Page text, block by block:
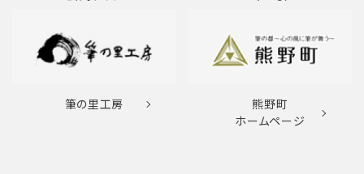
筆の里工房
熊野町
ホームページ